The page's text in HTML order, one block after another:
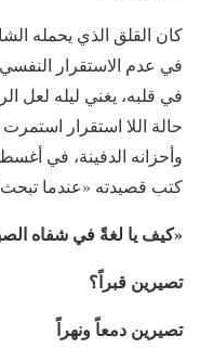
كان القلق الذي يحمله
في عدم الاستقرار
في قلبه، يغني ليله لعل
حالة اللا استقرار
كتب قصيدته «عندما
«كيف يا لغةً في شفاه
تصيرين قبراً؟
تصيرين دمعاً ونهراً